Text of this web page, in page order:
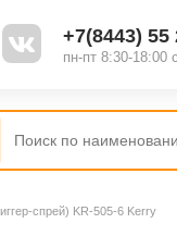
+7(8443) 55
пн-пт 8:30-18:00
спрей) KR-505-6 Kerry